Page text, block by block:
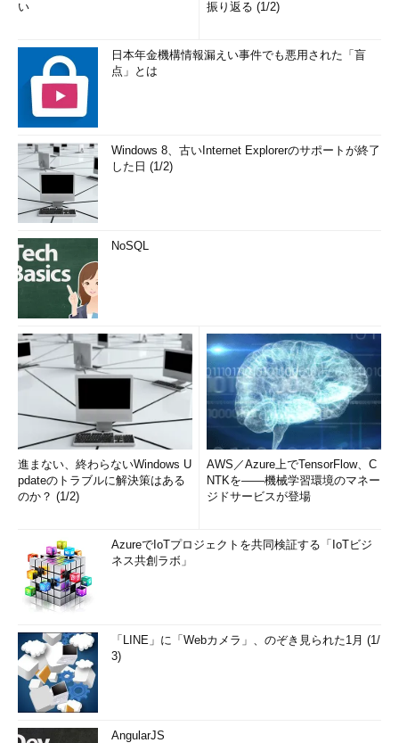
い
振り返る (1/2)
日本年金機構情報漏えい事件でも悪用された「盲
点」とは
Windows 8、古いInternet Explorerのサポートが終了
した日 (1/2)
NoSQL
進まない、終わらないWindows U
pdateのトラブルに解決策はある
のか？ (1/2)
AWS／Azure上でTensorFlow、C
NTKを――機械学習環境のマネー
ジドサービスが登場
AzureでIoTプロジェクトを共同検証する「IoTビジ
ネス共創ラボ」
「LINE」に「Webカメラ」、のぞき見られた1月 (1/
3)
AngularJS